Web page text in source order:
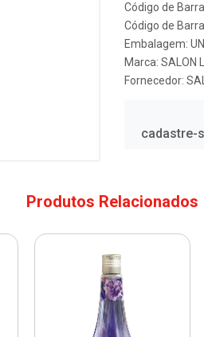
Código de
Código de
Embalagem: UN
Marca: SALON
Fornecedor:
cadastre-
Produtos Relacionados